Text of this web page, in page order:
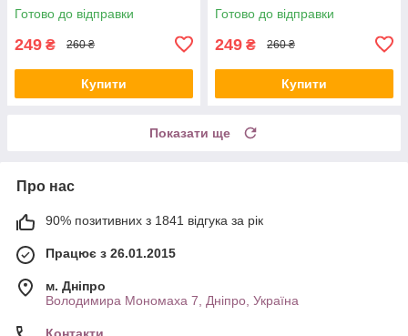
Готово до відправки
249 ₴ 260 ₴
Купити
Готово до відправки
249 ₴ 260 ₴
Купити
Показати ще
Про нас
90% позитивних з 1841 відгука за рік
Працює з 26.01.2015
м. Дніпро
Володимира Мономаха 7, Дніпро, Україна